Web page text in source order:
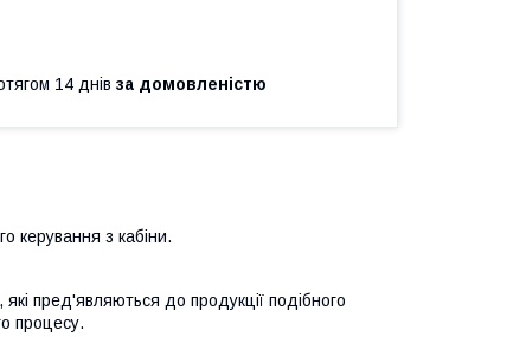
14 днів за домовленістю
керування з кабіни.
пред'являються до продукції подібного
процесу.